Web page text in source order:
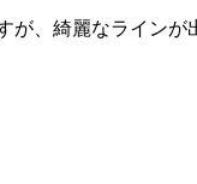
、綺麗なラインが